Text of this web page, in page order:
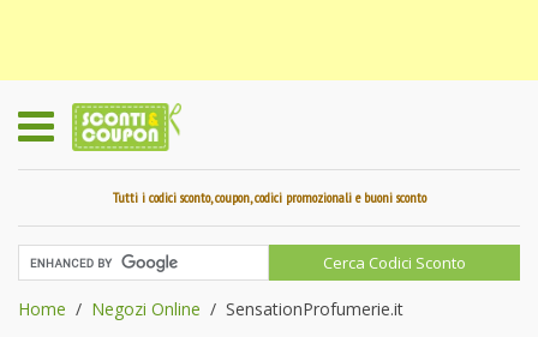
Tutti i codici sconto, coupon, codici promozionali e buoni sconto
Home Negozi Online SensationProfumerie.it